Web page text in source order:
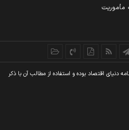
مأموریت
دنيای اقتصاد بوده و استفاده از مطالب آن با ذکر